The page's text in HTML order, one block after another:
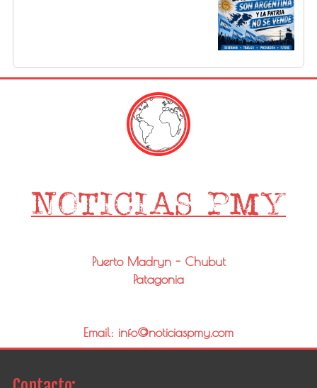
Puerto Madryn - Chubut
Patagonia
Email: info@noticiaspmy.com